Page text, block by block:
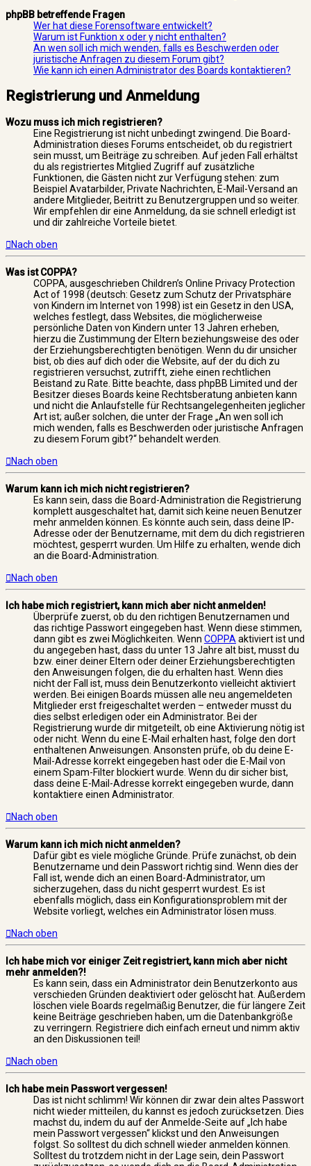
phpBB betreffende Fragen
Wer hat diese Forensoftware entwickelt?
Warum ist Funktion x oder y nicht enthalten?
An wen soll ich mich wenden, falls es Beschwerden oder
juristische Anfragen zu diesem Forum gibt?
Wie kann ich einen Administrator des Boards kontaktieren?
Registrierung und Anmeldung
Wozu muss ich mich registrieren?
Eine Registrierung ist nicht unbedingt zwingend. Die Board-
Administration dieses Forums entscheidet, ob du registriert
sein musst, um Beiträge zu schreiben. Auf jeden Fall erhältst
du als registriertes Mitglied Zugriff auf zusätzliche
Funktionen, die Gästen nicht zur Verfügung stehen: zum
Beispiel Avatarbilder, Private Nachrichten, E-Mail-Versand an
andere Mitglieder, Beitritt zu Benutzergruppen und so weiter.
Wir empfehlen dir eine Anmeldung, da sie schnell erledigt ist
und dir zahlreiche Vorteile bietet.
Nach oben
Was ist COPPA?
COPPA, ausgeschrieben Children’s Online Privacy Protection
Act of 1998 (deutsch: Gesetz zum Schutz der Privatsphäre
von Kindern im Internet von 1998) ist ein Gesetz in den USA,
welches festlegt, dass Websites, die möglicherweise
persönliche Daten von Kindern unter 13 Jahren erheben,
hierzu die Zustimmung der Eltern beziehungsweise des oder
der Erziehungsberechtigten benötigen. Wenn du dir unsicher
bist, ob dies auf dich oder die Website, auf der du dich zu
registrieren versuchst, zutrifft, ziehe einen rechtlichen
Beistand zu Rate. Bitte beachte, dass phpBB Limited und der
Besitzer dieses Boards keine Rechtsberatung anbieten kann
und nicht die Anlaufstelle für Rechtsangelegenheiten jeglicher
Art ist; außer solchen, die unter der Frage „An wen soll ich
mich wenden, falls es Beschwerden oder juristische Anfragen
zu diesem Forum gibt?“ behandelt werden.
Nach oben
Warum kann ich mich nicht registrieren?
Es kann sein, dass die Board-Administration die Registrierung
komplett ausgeschaltet hat, damit sich keine neuen Benutzer
mehr anmelden können. Es könnte auch sein, dass deine IP-
Adresse oder der Benutzername, mit dem du dich registrieren
möchtest, gesperrt wurden. Um Hilfe zu erhalten, wende dich
an die Board-Administration.
Nach oben
Ich habe mich registriert, kann mich aber nicht anmelden!
Überprüfe zuerst, ob du den richtigen Benutzernamen und
das richtige Passwort eingegeben hast. Wenn diese stimmen,
dann gibt es zwei Möglichkeiten. Wenn COPPA aktiviert ist und
du angegeben hast, dass du unter 13 Jahre alt bist, musst du
bzw. einer deiner Eltern oder deiner Erziehungsberechtigten
den Anweisungen folgen, die du erhalten hast. Wenn dies
nicht der Fall ist, muss dein Benutzerkonto vielleicht aktiviert
werden. Bei einigen Boards müssen alle neu angemeldeten
Mitglieder erst freigeschaltet werden – entweder musst du
dies selbst erledigen oder ein Administrator. Bei der
Registrierung wurde dir mitgeteilt, ob eine Aktivierung nötig ist
oder nicht. Wenn du eine E-Mail erhalten hast, folge den dort
enthaltenen Anweisungen. Ansonsten prüfe, ob du deine E-
Mail-Adresse korrekt eingegeben hast oder die E-Mail von
einem Spam-Filter blockiert wurde. Wenn du dir sicher bist,
dass deine E-Mail-Adresse korrekt eingegeben wurde, dann
kontaktiere einen Administrator.
Nach oben
Warum kann ich mich nicht anmelden?
Dafür gibt es viele mögliche Gründe. Prüfe zunächst, ob dein
Benutzername und dein Passwort richtig sind. Wenn dies der
Fall ist, wende dich an einen Board-Administrator, um
sicherzugehen, dass du nicht gesperrt wurdest. Es ist
ebenfalls möglich, dass ein Konfigurationsproblem mit der
Website vorliegt, welches ein Administrator lösen muss.
Nach oben
Ich habe mich vor einiger Zeit registriert, kann mich aber nicht
mehr anmelden?!
Es kann sein, dass ein Administrator dein Benutzerkonto aus
verschieden Gründen deaktiviert oder gelöscht hat. Außerdem
löschen viele Boards regelmäßig Benutzer, die für längere Zeit
keine Beiträge geschrieben haben, um die Datenbankgröße
zu verringern. Registriere dich einfach erneut und nimm aktiv
an den Diskussionen teil!
Nach oben
Ich habe mein Passwort vergessen!
Das ist nicht schlimm! Wir können dir zwar dein altes Passwort
nicht wieder mitteilen, du kannst es jedoch zurücksetzen. Dies
machst du, indem du auf der Anmelde-Seite auf „Ich habe
mein Passwort vergessen“ klickst und den Anweisungen
folgst. So solltest du dich schnell wieder anmelden können.
Solltest du trotzdem nicht in der Lage sein, dein Passwort